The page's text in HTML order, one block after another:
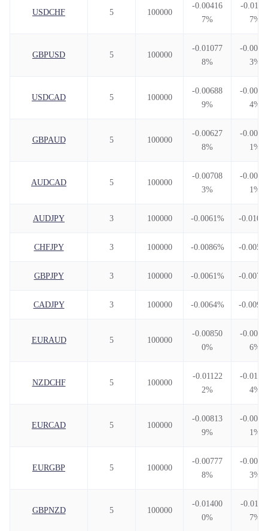
5 100000
-0.00416
7%
-
7%
5 100000
-0.01077
8%
-
3%
5 100000
-0.00688
9%
-
4%
5 100000
-0.00627
8%
-
1%
5 100000
-0.00708
3%
-
1%
3 100000 -0.0061% -
3 100000 -0.0086% -
3 100000 -0.0061% -
3 100000 -0.0064% -
5 100000
-0.00850
0%
-
6%
5 100000
-0.01122
2%
-
4%
5 100000
-0.00813
9%
-
1%
5 100000
-0.00777
8%
-
3%
5 100000
-0.01400
0%
-
7%
USDCHF
GBPUSD
USDCAD
GBPAUD
AUDCAD
AUDJPY
CHFJPY
GBPJPY
CADJPY
EURAUD
NZDCHF
EURCAD
EURGBP
GBPNZD